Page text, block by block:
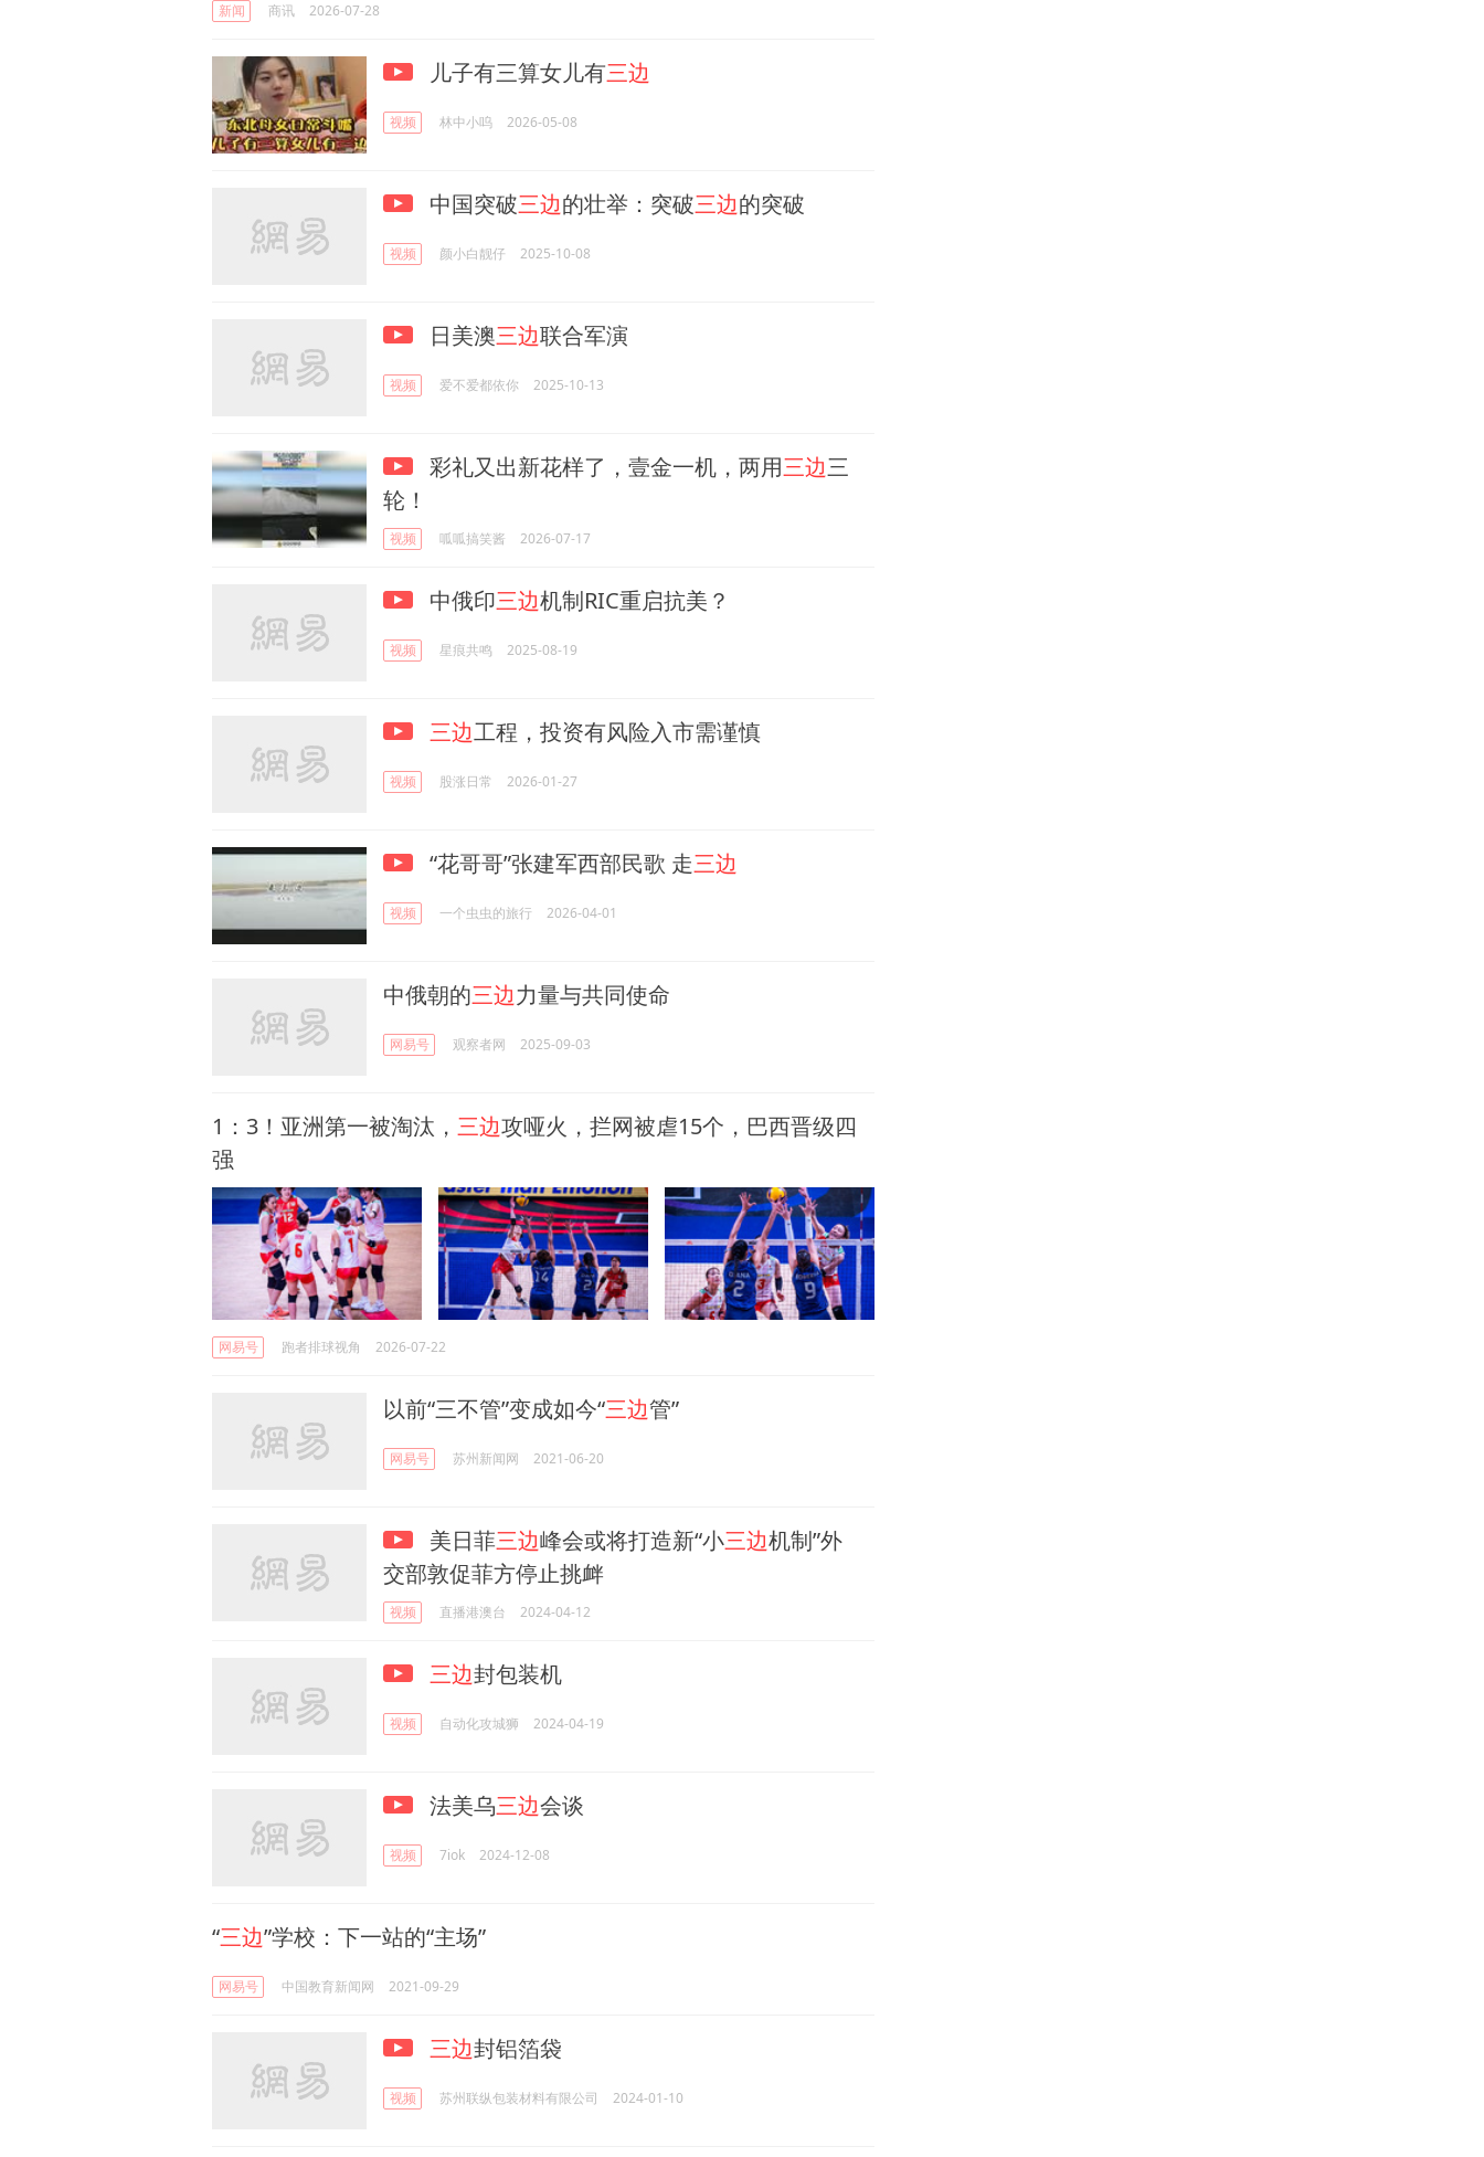
新闻 商讯 2026-07-28
儿子有三算女儿有三边
视频 林中小呜 2026-05-08
中国突破三边的壮举：突破三边的突破
视频 颜小白靓仔 2025-10-08
日美澳三边联合军演
视频 爱不爱都依你 2025-10-13
彩礼又出新花样了，壹金一机，两用三边三
轮！
视频 呱呱搞笑酱 2026-07-17
中俄印三边机制RIC重启抗美？
视频 星痕共鸣 2025-08-19
三边工程，投资有风险入市需谨慎
视频 股涨日常 2026-01-27
“花哥哥”张建军西部民歌 走三边
视频 一个虫虫的旅行 2026-04-01
中俄朝的三边力量与共同使命
网易号 观察者网 2025-09-03
1：3！亚洲第一被淘汰， 三边攻哑火，拦网被虐15个，巴西晋级四
强
网易号 跑者排球视角 2026-07-22
以前“三不管”变成如今“三边管”
网易号 苏州新闻网 2021-06-20
美日菲三边峰会或将打造新“小三边机制”外
交部敦促菲方停止挑衅
视频 直播港澳台 2024-04-12
三边封包装机
视频 自动化攻城狮 2024-04-19
法美乌三边会谈
视频 7iok 2024-12-08
“三边”学校：下一站的“主场”
网易号 中国教育新闻网 2021-09-29
三边封铝箔袋
视频 苏州联纵包装材料有限公司 2024-01-10